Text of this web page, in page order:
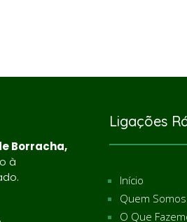
Borracha,
à
Ligações
Início
Quem Somos
O Que